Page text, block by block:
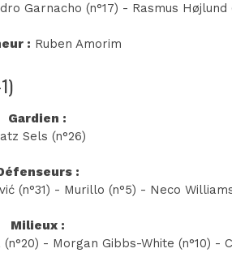
Garnacho (n°17) - Rasmus Højlund
: Ruben Amorim
Gardien :
Sels (n°26)
:
(n°31) - Murillo (n°5) - Neco
Milieux :
- Morgan Gibbs-White (n°10) -